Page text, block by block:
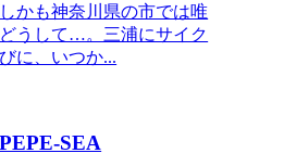
かも神奈川県の市では唯
うして…。三浦にサイク
に、いつか...
SEA